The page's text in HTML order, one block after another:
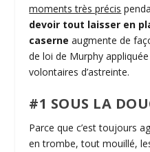
moments très précis
devoir tout laisser en
caserne augmente de
de loi de Murphy
volontaires d’astreinte.
#1 SOUS LA
Parce que c’est toujours
en trombe, tout mouillé,